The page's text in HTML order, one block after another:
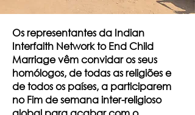
Os representantes da Indian
Interfaith Network to End Child
Marriage vêm convidar os seus
homólogos, de todas as religiões e
de todos os países, a participarem
no Fim de semana inter-religioso